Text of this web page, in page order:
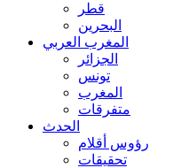
قطر
البحرين
المغرب العربي
الجزائر
تونس
المغرب
متفرقات
الحدث
رؤوس أقلام
تحقيقات